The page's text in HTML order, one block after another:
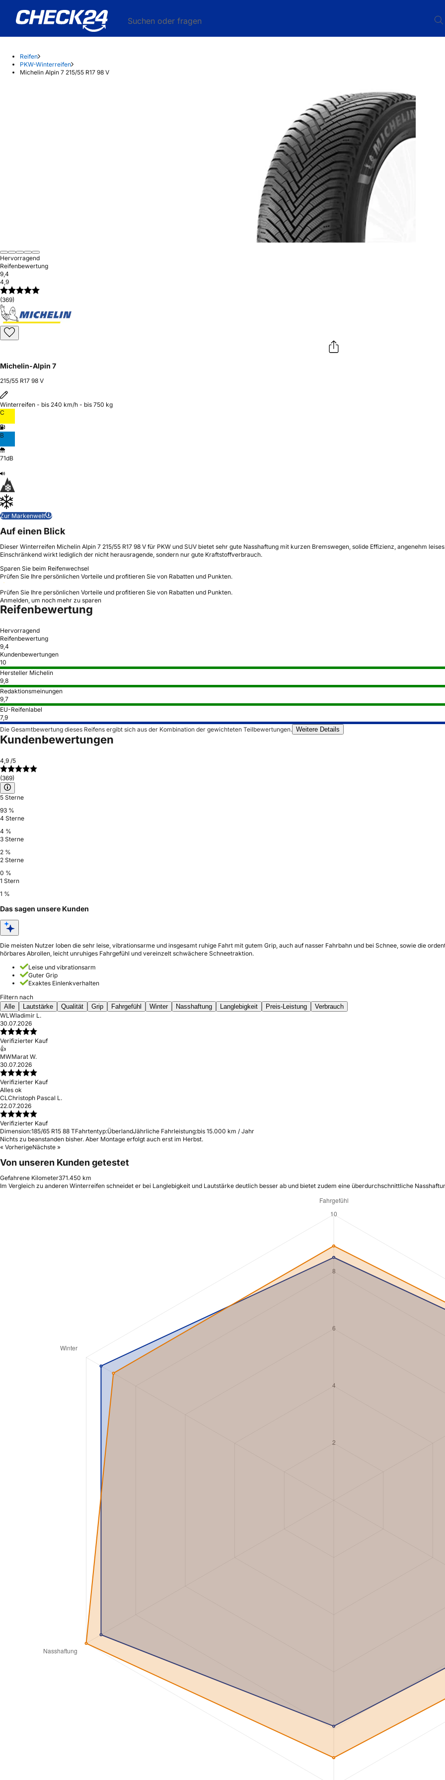
Suchen oder fragen
Reifen
PKW-Winterreifen
Michelin Alpin 7 215/55 R17 98 V
Hervorragend
Reifenbewertung
9,4
4,9
(369)
Michelin-Alpin 7
215/55 R17 98 V
Winterreifen - bis 240 km/h - bis 750 kg
C
B
71dB
Zur Markenwelt
Auf einen Blick
Dieser Winterreifen Michelin Alpin 7 215/55 R17 98 V für PKW und SUV bietet sehr gute Nasshaftung mit kurzen Bremswegen, solide Effizienz, angenehm
Einschränkend wirkt lediglich der nicht herausragende, sondern nur gute Kraftstoffverbrauch.
Sparen Sie beim Reifenwechsel
Prüfen Sie Ihre persönlichen Vorteile und profitieren Sie von Rabatten und Punkten.
Prüfen Sie Ihre persönlichen Vorteile und profitieren Sie von Rabatten und Punkten.
Anmelden, um noch mehr zu sparen
Reifenbewertung
Hervorragend
Reifenbewertung
9,4
Kundenbewertungen
10
Hersteller Michelin
9,8
Redaktionsmeinungen
9,7
EU-Reifenlabel
7,9
Die Gesamtbewertung dieses Reifens ergibt sich aus der Kombination der gewichteten Teilbewertungen. Weitere Details
Kundenbewertungen
4,9 /5
(369)
5 Sterne
93 %
4 Sterne
4 %
3 Sterne
2 %
2 Sterne
0 %
1 Stern
1 %
Das sagen unsere Kunden
Die meisten Nutzer loben die sehr leise, vibrationsarme und insgesamt ruhige Fahrt mit gutem Grip, auch auf nasser Fahrbahn und bei Schnee, sowie die
hörbares Abrollen, leicht unruhiges Fahrgefühl und vereinzelt schwächere Schneetraktion.
Leise und vibrationsarm
Guter Grip
Exaktes Einlenkverhalten
Filtern nach
Alle
Lautstärke Qualität Grip Fahrgefühl Winter Nasshaftung Langlebigkeit Preis-Leistung
Verbrauch
WLWladimir L.
30.07.2026
Verifizierter Kauf
👍
MWMarat W.
30.07.2026
Verifizierter Kauf
Alles ok
CLChristoph Pascal L.
22.07.2026
Verifizierter Kauf
Dimension:185/65 R15 88 TFahrtentyp:ÜberlandJährliche Fahrleistung:bis 15.000 km / Jahr
Nichts zu beanstanden bisher. Aber Montage erfolgt auch erst im Herbst.
« VorherigeNächste »
Von unseren Kunden getestet
Gefahrene Kilometer371.450 km
Im Vergleich zu anderen Winterreifen schneidet er bei Langlebigkeit und Lautstärke deutlich besser ab und bietet zudem eine überdurchschnittliche